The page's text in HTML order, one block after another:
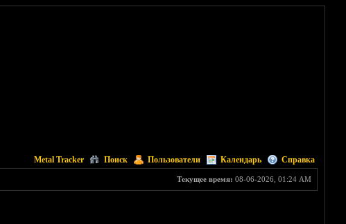
Metal Tracker Поиск Пользователи Календарь Справка
Текущее время: 08-06-2026, 01:24 AM